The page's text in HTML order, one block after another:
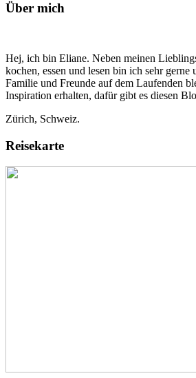
Über mich
Hej, ich bin Eliane. Neben meinen
kochen, essen und lesen bin ich sehr
Familie und Freunde auf dem Laufenden
Inspiration erhalten, dafür gibt es diesen
Zürich, Schweiz.
Reisekarte